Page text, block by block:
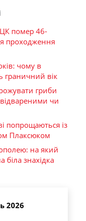
помер 46-
проходження
чому в
граничний вік
гриби
чи
попрощаються із
Плаксюком
на який
біла знахідка
2026